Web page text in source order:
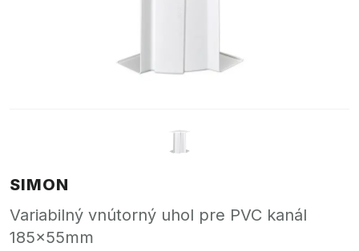
SIMON
Variabilný vnútorný uhol pre PVC kanál
185x55mm